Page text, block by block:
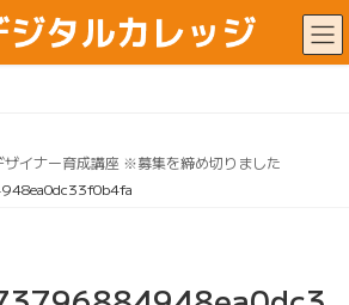
ザイナー育成講座 ※募集を締め切りました